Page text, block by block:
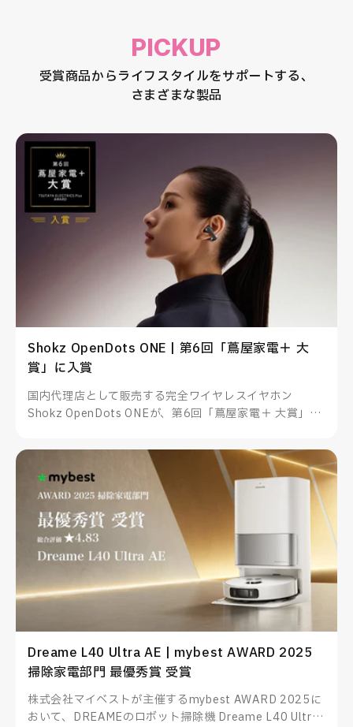
PICKUP
受賞商品からライフスタイルをサポートする、
さまざまな製品
Shokz OpenDots ONE | 第6回「蔦屋家電＋ 大
賞」に入賞
国内代理店として販売する完全ワイヤレスイヤホン
Shokz OpenDots ONEが、第6回「蔦屋家電＋ 大賞」に
Dreame L40 Ultra AE | mybest AWARD 2025
掃除家電部門 最優秀賞 受賞
株式会社マイベストが主催するmybest AWARD 2025に
おいて、DREAMEのロボット掃除機 Dreame L40 Ultra